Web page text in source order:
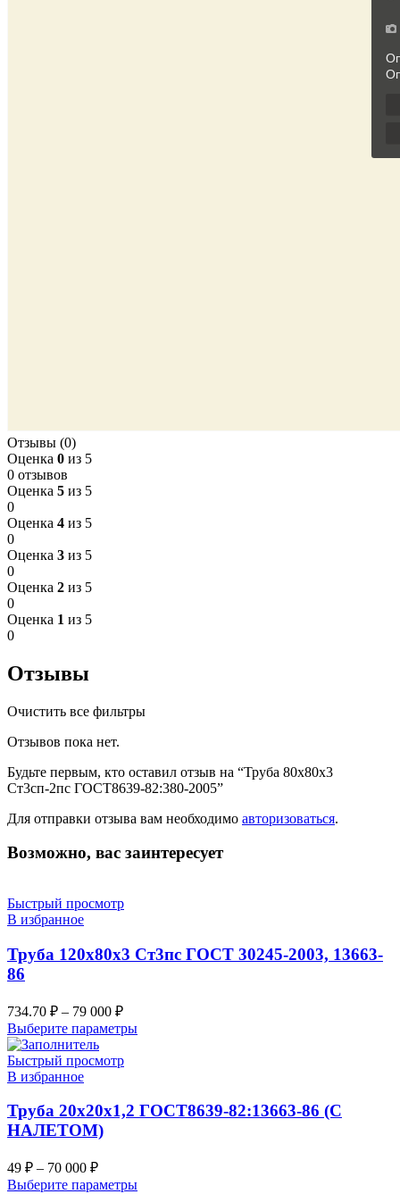
Отзывы (0)
Оценка 0 из 5
0 отзывов
Оценка 5 из 5
0
Оценка 4 из 5
0
Оценка 3 из 5
0
Оценка 2 из 5
0
Оценка 1 из 5
0
Отзывы
Очистить все фильтры
Отзывов пока нет.
Будьте первым, кто оставил отзыв на “Труба 80х80х3
Ст3сп-2пс ГОСТ8639-82:380-2005”
Для отправки отзыва вам необходимо авторизоваться.
Возможно, вас заинтересует
Быстрый просмотр
В избранное
Труба 120х80х3 Ст3пс ГОСТ 30245-2003, 13663-
86
734.70 ₽ – 79 000 ₽
Выберите параметры
Быстрый просмотр
В избранное
Труба 20х20х1,2 ГОСТ8639-82:13663-86 (С
НАЛЕТОМ)
49 ₽ – 70 000 ₽
Выберите параметры